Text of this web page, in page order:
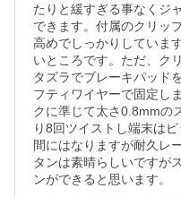
たりと緩すぎる事なくジ
できます。付属のクリッ
高めでしっかりしていま
いところです。ただ、ク
タズラでブレーキパッド
フティワイヤーで固定し
クに準じて太さ0.8mmの
り8回ツイストし端末は
間にはなりますが耐久レ
タンは素晴らしいですが
ンができると思います。